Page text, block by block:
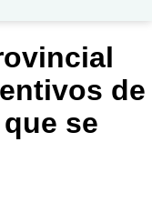
de
se